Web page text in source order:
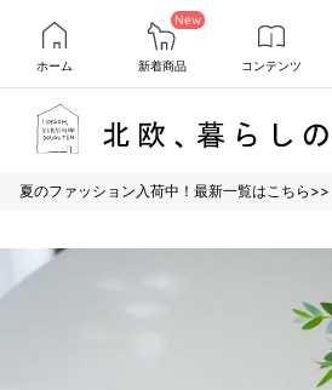
ホーム
New
新着商品 コンテンツ
夏のファッション入荷中！最新一覧はこちら>>